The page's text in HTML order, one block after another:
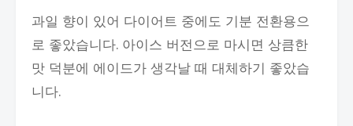
과일 향이 있어 다이어트 중에도 기분 전환용으
로 좋았습니다. 아이스 버전으로 마시면 상큼한
맛 덕분에 에이드가 생각날 때 대체하기 좋았습
니다.